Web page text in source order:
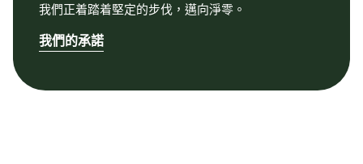
我們正着踏着堅定的步伐，邁向淨零。
我們的承諾